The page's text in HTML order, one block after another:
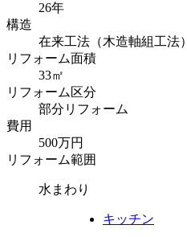
26年
構造
在来工法（木造軸組工法）
リフォーム面積
33㎡
リフォーム区分
部分リフォーム
費用
500万円
リフォーム範囲
水まわり
キッチン